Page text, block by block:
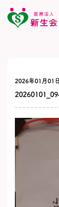
2026年01月01日